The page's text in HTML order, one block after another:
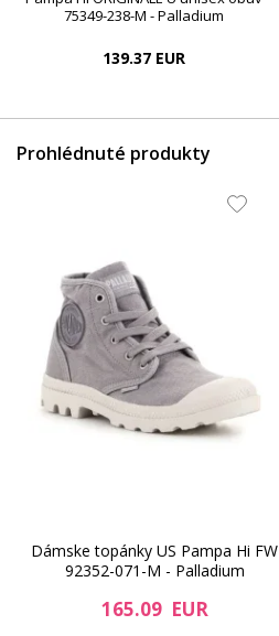
75349-238-M - Palladium
139.37 EUR
Prohlédnuté produkty
Dámske topánky US Pampa Hi FW
92352-071-M - Palladium
165.09 EUR